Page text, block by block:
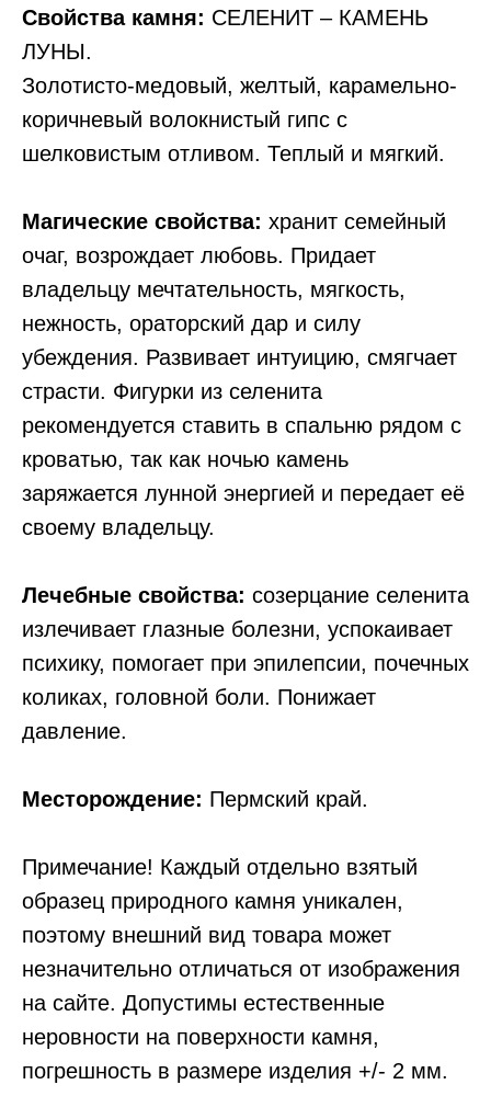
Свойства камня: СЕЛЕНИТ – КАМЕНЬ
ЛУНЫ.
Золотисто-медовый, желтый, карамельно-
коричневый волокнистый гипс с
шелковистым отливом. Теплый и мягкий.
Магические свойства: хранит семейный
очаг, возрождает любовь. Придает
владельцу мечтательность, мягкость,
нежность, ораторский дар и силу
убеждения. Развивает интуицию, смягчает
страсти. Фигурки из селенита
рекомендуется ставить в спальню рядом с
кроватью, так как ночью камень
заряжается лунной энергией и передает её
своему владельцу.
Лечебные свойства: созерцание селенита
излечивает глазные болезни, успокаивает
психику, помогает при эпилепсии, почечных
коликах, головной боли. Понижает
давление.
Месторождение: Пермский край.
Примечание! Каждый отдельно взятый
образец природного камня уникален,
поэтому внешний вид товара может
незначительно отличаться от изображения
на сайте. Допустимы естественные
неровности на поверхности камня,
погрешность в размере изделия +/- 2 мм.